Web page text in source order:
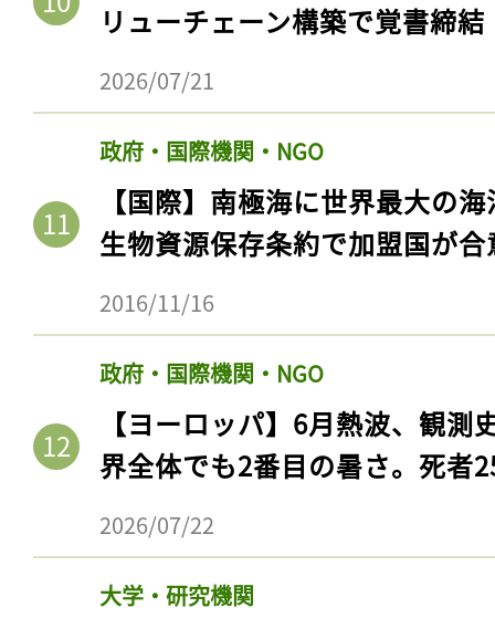
リューチェーン構築で覚書締結
2026/07/21
政府・国際機関・NGO
【国際】南極海に世界最大の
生物資源保存条約で加盟国が合
2016/11/16
政府・国際機関・NGO
【ヨーロッパ】6月熱波、観
界全体でも2番目の暑さ。死者
2026/07/22
大学・研究機関
記事をお気に入りに
ログインが必